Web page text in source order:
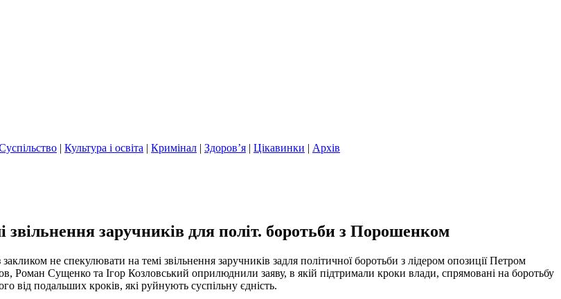
| Культура і освіта | Кримінал | Здоров’я | Цікавинки | Архів
заручників для політ. боротьби з Порошенком
не спекулювати на темі звільнення заручників задля політичної боротьби з лідером опозиції Петром
Сущенко та Ігор Козловський оприлюднили заяву, в якій підтримали кроки влади, спрямовані на боротьбу
від подальших кроків, які руйнують суспільну єдність.